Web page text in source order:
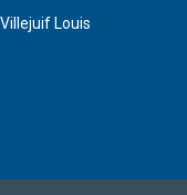
Louis